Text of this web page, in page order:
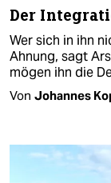
Der
Wer sich in ihn
Ahnung, sagt
mögen ihn die
Von Johannes